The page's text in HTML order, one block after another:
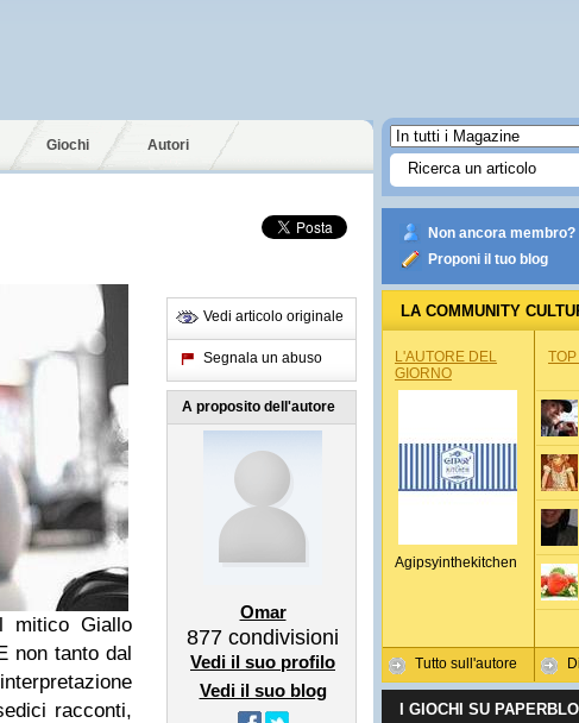
Giochi Autori
mitico Giallo
non tanto dal
racconti,
Vedi articolo originale
Segnala un abuso
A proposito dell'autore
Omar
877 condivisioni
Vedi il suo profilo
Vedi il suo blog
Non ancora membro?
Proponi il tuo blog
LA COMMUNITY
L'AUTORE DEL
GIORNO
Agipsyinthekitchen
Tutto sull'autore
TOP
I GIOCHI SU